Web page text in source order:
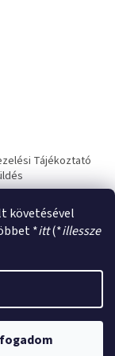
követésével
*itt(*illessze
Tájékoztató
.